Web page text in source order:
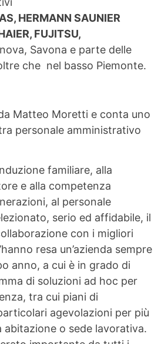
HERMANN SAUNIER
FUJITSU,
Savona e parte delle
che nel basso Piemonte.
Matteo Moretti e conta uno
personale amministrativo
familiare, alla
e alla competenza
al personale
serio ed affidabile, il
con i migliori
resa un’azienda sempre
anno, a cui è in grado di
di soluzioni ad hoc per
tra cui piani di
agevolazioni per più
o sede lavorativa.